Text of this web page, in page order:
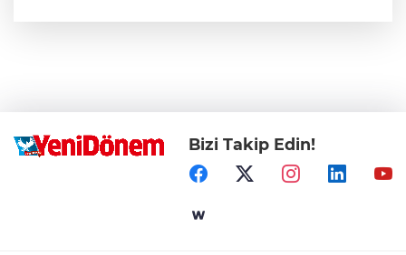
Bizi Takip Edin!